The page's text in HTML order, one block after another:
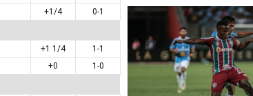
+1/4
0-1
+1 1/4
1-1
+0
1-0